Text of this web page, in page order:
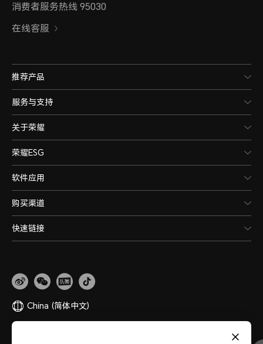
消费者服务热线 95030
在线客服
推荐产品
服务与支持
关于荣耀
荣耀ESG
软件应用
购买渠道
快速链接
China (简体中文)